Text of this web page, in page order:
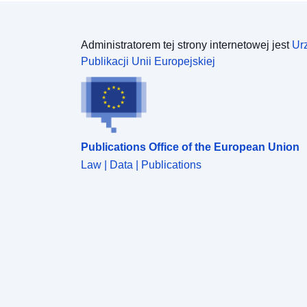
Administratorem tej strony internetowej jest
Publikacji Unii Europejskiej
Publications Office of the European Union
Law | Data | Publications